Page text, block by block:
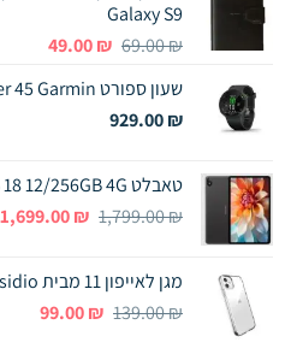
Galaxy S9
69.00₪
המחיר
היה:
69.00 ₪.
49.00₪
המחיר
הוא:
שעון ספורט Forerunner 45 Garmin גרמין
929.00₪
טאבלט BLACVIEW TAB 18 12/256GB 4G
1,799.00₪
המחיר
1,799.00 ₪.
1,699.00₪
מגן לאייפון 11 מבית SPECK Presidio - שקוף
139.00₪
המחיר
99.00₪
המחיר